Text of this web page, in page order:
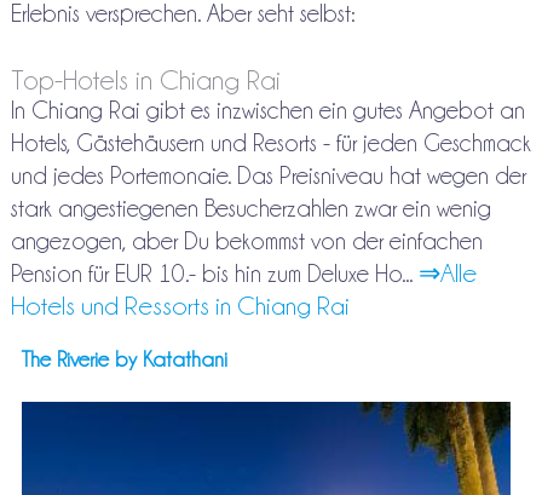
Erlebnis versprechen. Aber seht selbst:
Top-Hotels in Chiang Rai
In Chiang Rai gibt es inzwischen ein gutes Angebot an
Hotels, Gästehäusern und Resorts - für jeden Geschmack
und jedes Portemonaie. Das Preisniveau hat wegen der
stark angestiegenen Besucherzahlen zwar ein wenig
angezogen, aber Du bekommst von der einfachen
Pension für EUR 10.- bis hin zum Deluxe Ho... ⇒Alle
Hotels und Ressorts in Chiang Rai
The Riverie by Katathani